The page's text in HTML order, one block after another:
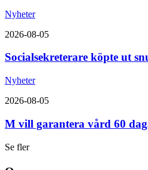
Nyheter
2026-08-05
Socialsekreterare köpte ut
Nyheter
2026-08-05
M vill garantera vård 60
Se fler